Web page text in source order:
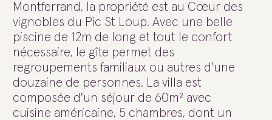
Montferrand, la propriété est au Cœur des
vignobles du Pic St Loup. Avec une belle
piscine de 12m de long et tout le confort
nécessaire, le gîte permet des
regroupements familiaux ou autres d'une
douzaine de personnes. La villa est
composée d'un séjour de 60m² avec
cuisine américaine, 5 chambres, dont un